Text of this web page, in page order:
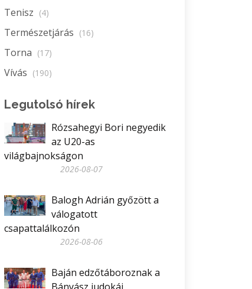
Tenisz (4)
Természetjárás (16)
Torna (17)
Vívás (190)
Legutolsó hírek
Rózsahegyi Bori negyedik
az U20-as
világbajnokságon
2026-08-07
Balogh Adrián győzött a
válogatott
csapattalálkozón
2026-08-06
Baján edzőtáboroznak a